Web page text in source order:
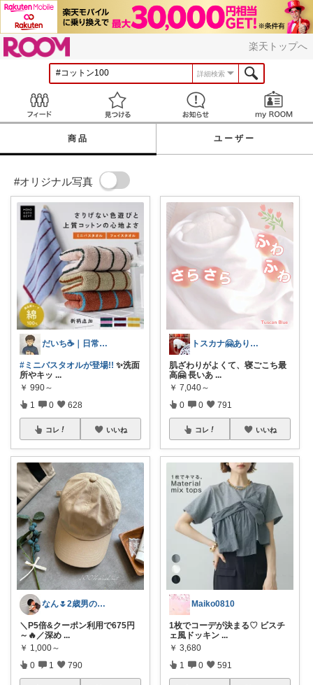
楽天トップへ
詳細検索
見つける お知らせ
商品 ユーザー
#オリジナル写真
だいち☕️｜日常にちょうどいいモノ
#ミニバスタオルが登場!! ✨洗面
所やキッ ...
￥ 990～
1 0 628
コレ いいね
なん🌷2歳男の子ママ⿻*.アイコン変更
＼P5倍&クーポン利用で675円
～🔥／深め ...
￥ 1,000～
0 1 790
トスカナ🤗ありがとうございます💕
肌ざわりがよくて、寝ごこち最
高🤗 長いあ ...
￥ 7,040～
0 0 791
コレ いいね
Maiko0810
1枚でコーデが決まる♡ ビスチ
ェ風ドッキン ...
￥ 3,680
1 0 591